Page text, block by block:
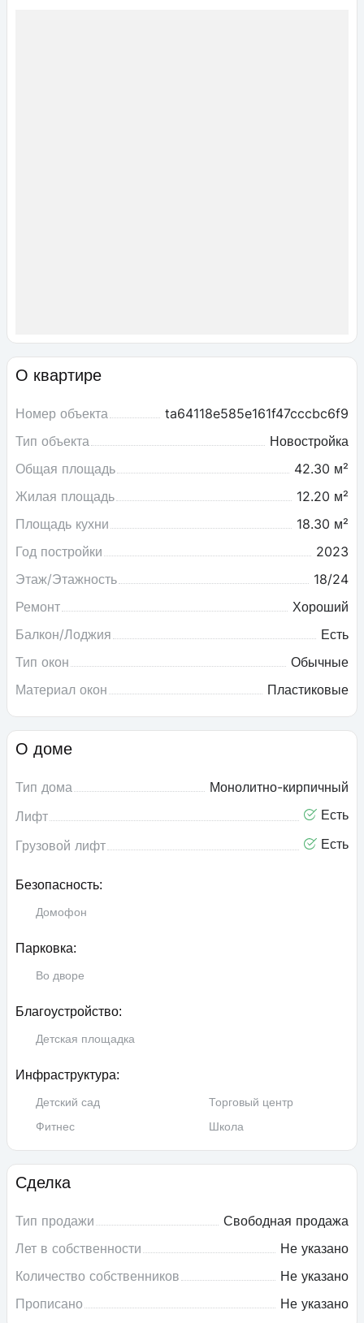
О квартире
Номер объекта
ta64118e585e161f47cccbc6f9
Тип объекта
Новостройка
Общая площадь
42.30 м²
Жилая площадь
12.20 м²
Площадь кухни
18.30 м²
Год постройки
2023
Этаж/Этажность
18/24
Ремонт
Хороший
Балкон/Лоджия
Есть
Тип окон
Обычные
Материал окон
Пластиковые
О доме
Тип дома
Монолитно-кирпичный
Лифт
Есть
Грузовой лифт
Есть
Безопасность:
Домофон
Парковка:
Во дворе
Благоустройство:
Детская площадка
Инфраструктура:
Детский сад
Торговый центр
Фитнес
Школа
Сделка
Тип продажи
Свободная продажа
Лет в собственности
Не указано
Количество собственников
Не указано
Прописано
Не указано